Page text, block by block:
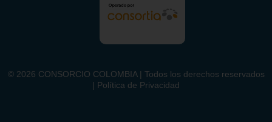
© 2026 CONSORCIO COLOMBIA | Todos los derechos reservados
| Política de Privacidad